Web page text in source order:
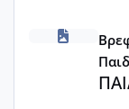
ΠΑΙΔΙΚΟΙ